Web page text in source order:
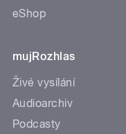
eShop
mujRozhlas
Živé vysílání
Audioarchiv
Podcasty